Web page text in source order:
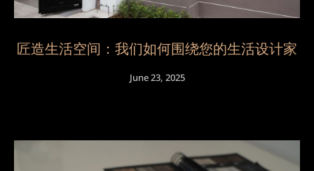
匠造生活空间：我们如何围绕您的生活设计家
June 23, 2025